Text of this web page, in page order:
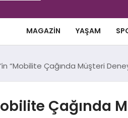
MAGAZIN YAŞAM
“Mobilite Çağında Müşteri
Çağında